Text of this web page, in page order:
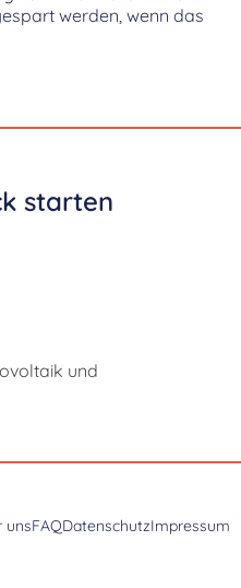
werden, wenn das
starten
und
unsFAQDatenschutzImpressum